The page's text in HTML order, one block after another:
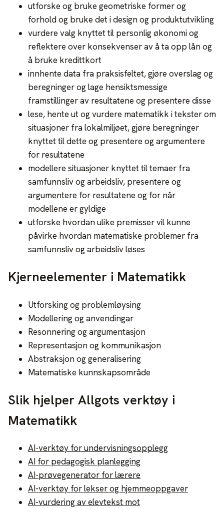
utforske og bruke geometriske former og
forhold og bruke det i design og produktutvikling
vurdere valg knyttet til personlig økonomi og
reflektere over konsekvenser av å ta opp lån og
å bruke kredittkort
innhente data fra praksisfeltet, gjøre overslag og
beregninger og lage hensiktsmessige
framstillinger av resultatene og presentere disse
lese, hente ut og vurdere matematikk i tekster om
situasjoner fra lokalmiljøet, gjøre beregninger
knyttet til dette og presentere og argumentere
for resultatene
modellere situasjoner knyttet til temaer fra
samfunnsliv og arbeidsliv, presentere og
argumentere for resultatene og for når
modellene er gyldige
utforske hvordan ulike premisser vil kunne
påvirke hvordan matematiske problemer fra
samfunnsliv og arbeidsliv løses
Kjerneelementer i Matematikk
Utforsking og problemløysing
Modellering og anvendingar
Resonnering og argumentasjon
Representasjon og kommunikasjon
Abstraksjon og generalisering
Matematiske kunnskapsområde
Slik hjelper Allgots verktøy i
Matematikk
AI-verktøy for undervisningsopplegg
AI for pedagogisk planlegging
AI-prøvegenerator for lærere
AI-verktøy for lekser og hjemmeoppgaver
AI-vurdering av elevtekst mot